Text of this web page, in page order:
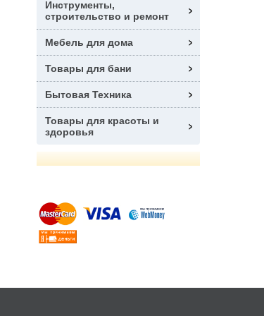
Инструменты,
строительство и ремонт
Мебель для дома
Товары для бани
Бытовая Техника
Товары для красоты и
здоровья